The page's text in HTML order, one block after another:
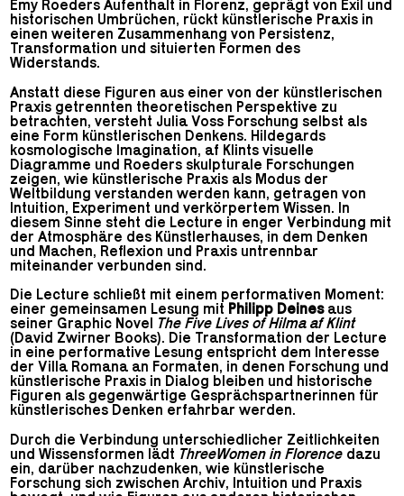
Emy Roeders Aufenthalt in Florenz, geprägt von Exil und
historischen Umbrüchen, rückt künstlerische Praxis in
einen weiteren Zusammenhang von Persistenz,
Transformation und situierten Formen des
Widerstands.
Anstatt diese Figuren aus einer von der künstlerischen
Praxis getrennten theoretischen Perspektive zu
betrachten, versteht Julia Voss Forschung selbst als
eine Form künstlerischen Denkens. Hildegards
kosmologische Imagination, af Klints visuelle
Diagramme und Roeders skulpturale Forschungen
zeigen, wie künstlerische Praxis als Modus der
Weltbildung verstanden werden kann, getragen von
Intuition, Experiment und verkörpertem Wissen. In
diesem Sinne steht die Lecture in enger Verbindung mit
der Atmosphäre des Künstlerhauses, in dem Denken
und Machen, Reflexion und Praxis untrennbar
miteinander verbunden sind.
Die Lecture schließt mit einem performativen Moment:
einer gemeinsamen Lesung mit Philipp Deinesaus
seiner Graphic Novel The Five Lives of Hilma af Klint
(David Zwirner Books). Die Transformation der Lecture
in eine performative Lesung entspricht dem Interesse
der Villa Romana an Formaten, in denen Forschung und
künstlerische Praxis in Dialog bleiben und historische
Figuren als gegenwärtige Gesprächspartnerinnen für
künstlerisches Denken erfahrbar werden.
Durch die Verbindung unterschiedlicher Zeitlichkeiten
und Wissensformen lädt ThreeWomen in Florence dazu
ein, darüber nachzudenken, wie künstlerische
Forschung sich zwischen Archiv, Intuition und Praxis